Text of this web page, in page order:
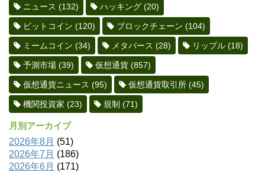
ニュース (132) ハッキング (20)
ビットコイン (120) ブロックチェーン (104)
ミームコイン (34) メタバース (28) リップル (18)
予測市場 (39) 仮想通貨 (857)
仮想通貨ニュース (95) 仮想通貨取引所 (45)
機関投資家 (23) 規制 (71)
月別アーカイブ
2026年8月 (51)
2026年7月 (186)
2026年6月 (171)